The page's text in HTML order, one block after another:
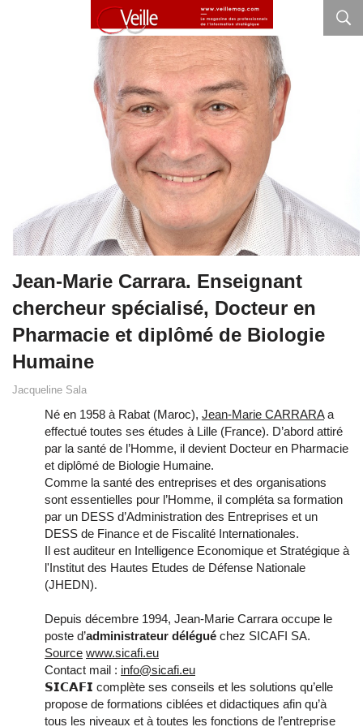
Jean-Marie Carrara. Enseignant
chercheur spécialisé, Docteur en
Pharmacie et diplômé de Biologie
Humaine
Jacqueline Sala
Né en 1958 à Rabat (Maroc), Jean-Marie CARRARAa
effectué toutes ses études à Lille (France). D’abord attiré
par la santé de l’Homme, il devient Docteur en Pharmacie
et diplômé de Biologie Humaine.
Comme la santé des entreprises et des organisations
sont essentielles pour l’Homme, il compléta sa formation
par un DESS d’Administration des Entreprises et un
DESS de Finance et de Fiscalité Internationales.
Il est auditeur en Intelligence Economique et Stratégique à
l'Institut des Hautes Etudes de Défense Nationale
(JHEDN).
Depuis décembre 1994, Jean-Marie Carrara occupe le
poste d’administrateur délégué chez SICAFI SA.
Source www.sicafi.eu
Contact mail : info@sicafi.eu
𝗦𝗜𝗖𝗔𝗙𝗜 complète ses conseils et les solutions qu’elle
propose de formations ciblées et didactiques afin qu’à
tous les niveaux et à toutes les fonctions de l’entreprise